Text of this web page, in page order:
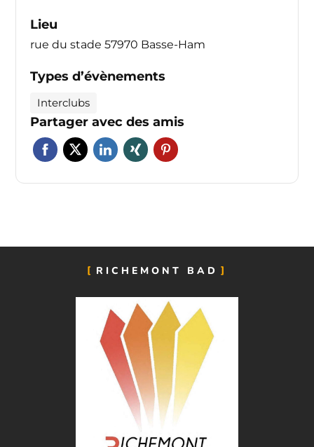
Lieu
rue du stade 57970 Basse-Ham
Types d’évènements
Interclubs
Partager avec des amis
RICHEMONT BAD